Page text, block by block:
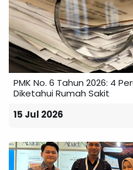
PMK No. 6 Tahun 2026: 4
Diketahui Rumah Sakit
15 Jul 2026